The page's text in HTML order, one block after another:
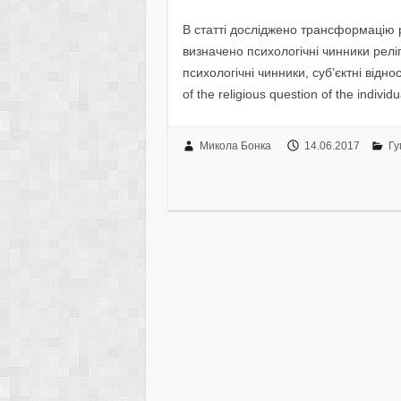
В статті досліджено трансформацію
визначено психологічні чинники
психологічні чинники, суб’єктні
of the religious question of the
Микола Бонка 14.06.2017